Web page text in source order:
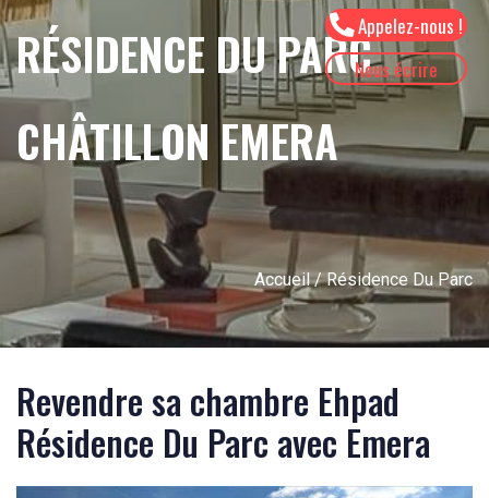
Appelez-nous !
Nous écrire
RÉSIDENCE DU PARC
CHÂTILLON EMERA
Accueil/ Résidence Du Parc
Revendre sa chambre Ehpad
Résidence Du Parc avec Emera